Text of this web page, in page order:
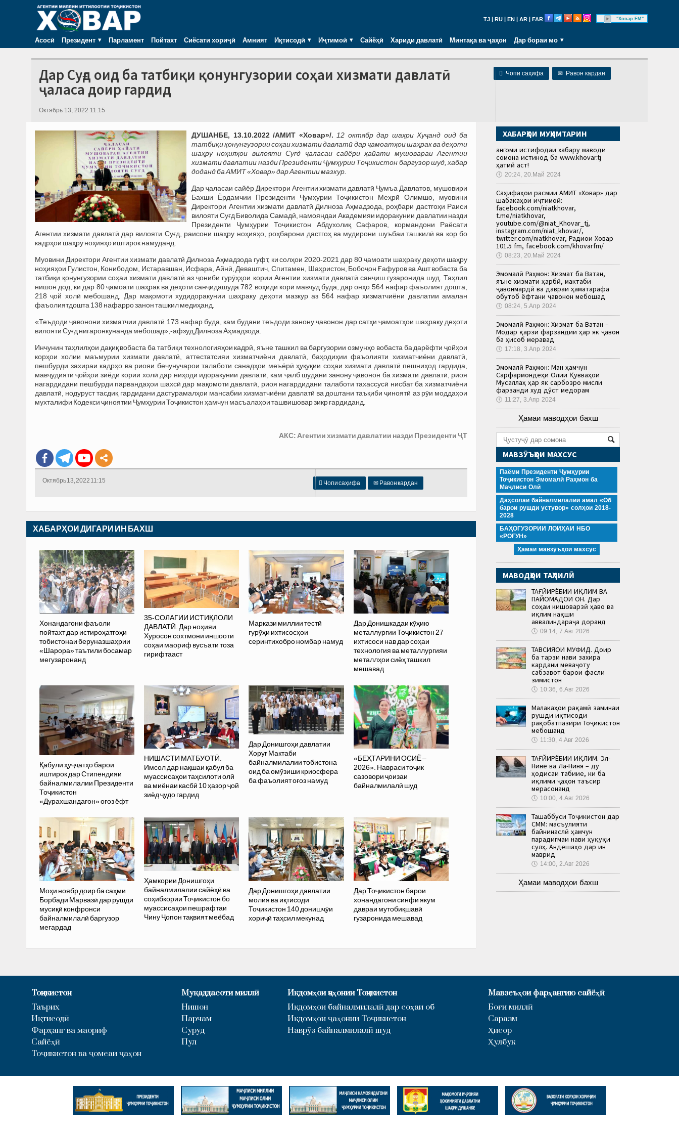
TJ RU EN AR FAR "Ховар FM"
Асосӣ Президент Парламент Пойтахт Сиёсати хориҷӣ Амният Иқтисодӣ Иҷтимоӣ Сайёҳӣ Хариди давлатӣ Минтақа ва ҷаҳон Дар бораи мо
 Чопи саҳифа ✉ Равон кардан
Дар Суғд оид ба татбиқи қонунгузории соҳаи хизмати давлатӣ
ҷаласа доир гардид
Октябрь 13, 2022 11:15
ДУШАНБЕ, 13.10.2022 /АМИТ «Ховар»/. 12 октябр дар шаҳри Хуҷанд оид ба
татбиқи қонунгузории соҳаи хизмати давлатӣ дар ҷамоатҳои шаҳрак ва деҳоти
шаҳру ноҳияҳои вилояти Суғд ҷаласаи сайёри ҳайати мушовараи Агентии
хизмати давлатии назди Президенти Ҷумҳурии Тоҷикистон баргузор шуд, хабар
доданд ба АМИТ «Ховар» дар Агентии мазкур.
Дар ҷаласаи сайёр Директори Агентии хизмати давлатӣ Ҷумъа Давлатов, мушовири
Бахши Ёрдамчии Президенти Ҷумҳурии Тоҷикистон Меҳрӣ Олимшо, муовини
Директори Агентии хизмати давлатӣ Дилноза Аҳмадзода, роҳбари дастгоҳи Раиси
вилояти Суғд Биволида Самадӣ, намояндаи Академияи идоракунии давлатии назди
Президенти Ҷумҳурии Тоҷикистон Абдухолиқ Сафаров, кормандони Раёсати
Агентии хизмати давлатӣ дар вилояти Суғд, раисони шаҳру ноҳияҳо, роҳбарони дастгоҳ ва мудирони шуъбаи ташкилӣ ва кор бо
кадрҳои шаҳру ноҳияҳо иштирок намуданд.
Муовини Директори Агентии хизмати давлатӣ Дилноза Аҳмадзода гуфт, ки солҳои 2020-2021 дар 80 ҷамоати шаҳраку деҳоти шаҳру
ноҳияҳои Гулистон, Конибодом, Истаравшан, Исфара, Айнӣ, Деваштич, Спитамен, Шаҳристон, Бобоҷон Ғафуров ва Ашт вобаста ба
татбиқи қонунгузории соҳаи хизмати давлатӣ аз ҷониби гурӯҳҳои кории Агентии хизмати давлатӣ санҷиш гузаронида шуд. Таҳлил
нишон дод, ки дар 80 ҷамоати шаҳрак ва деҳоти санҷидашуда 782 воҳиди корӣ мавҷуд буда, дар онҳо 564 нафар фаъолият дошта,
218 ҷой холӣ мебошанд. Дар мақомоти худидоракунии шаҳраку деҳоти мазкур аз 564 нафар хизматчиёни давлатии амалан
фаъолиятдошта 138 нафарро занон ташкил медиҳанд.
«Теъдоди ҷавонони хизматчии давлатӣ 173 нафар буда, кам будани теъдоди занону ҷавонон дар сатҳи ҷамоатҳои шаҳраку деҳоти
вилояти Суғд нигаронкунанда мебошад»,-афзуд Дилноза Аҳмадзода.
Инчунин таҳлилҳои дақиқ вобаста ба татбиқи технологияҳои кадрӣ, яъне ташкил ва баргузории озмунҳо вобаста ба дарёфти ҷойҳои
корҳои холии маъмурии хизмати давлатӣ, аттестатсияи хизматчиёни давлатӣ, баҳодиҳии фаъолияти хизматчиёни давлатӣ,
пешбурди захираи кадрҳо ва риояи бечунучарои талаботи санадҳои меъёрӣ ҳуқуқии соҳаи хизмати давлатӣ пешниҳод гардида,
мавҷудияти ҷойҳои зиёди кории холӣ дар ниҳоди идоракунии давлатӣ, кам ҷалб шудани занону ҷавонон ба хизмати давлатӣ, риоя
нагардидани пешбурди парвандаҳои шахсӣ дар мақомоти давлатӣ, риоя нагардидани талаботи тахассусӣ нисбат ба хизматчиёни
давлатӣ, нодуруст тасдиқ гардидани дастурамалҳои мансабии хизматчиёни давлатӣ ва доштани таъқиби ҷиноятӣ аз рӯи моддаҳои
мухталифи Кодекси ҷиноятии Ҷумҳурии Тоҷикистон ҳамчун масъалаҳои ташвишовар зикр гардиданд.
АКС: Агентии хизмати давлатии назди Президенти ҶТ
 Чопи саҳифа ✉ Равон кардан
Октябрь 13, 2022 11:15
ХАБАРҲОИ ДИГАРИ ИН БАХШ
Хонандагони фаъоли
пойтахт дар истироҳатгоҳи
тобистонаи беруназшаҳрии
«Шарора» таътили босамар
мегузаронанд
35-СОЛАГИИ ИСТИҚЛОЛИ
ДАВЛАТӢ. Дар ноҳияи
Хуросон сохтмони иншооти
соҳаи маориф вусъати тоза
гирифтааст
Маркази миллии тестӣ
гурӯҳи ихтисосҳои
серинтихобро номбар намуд
Дар Донишкадаи кӯҳию
металлургии Тоҷикистон 27
ихтисоси нав дар соҳаи
технология ва металлургияи
металлҳои сиёҳ ташкил
мешавад
Қабули ҳуҷҷатҳо барои
иштирок дар Стипендияи
байналмилалии Президенти
Тоҷикистон
«Дурахшандагон» оғоз ёфт
НИШАСТИ МАТБУОТӢ.
Имсол дар нақшаи қабул ба
муассисаҳои таҳсилоти олӣ
ва миёнаи касбӣ 10 ҳазор ҷой
зиёд ҷудо гардид
Дар Донишгоҳи давлатии
Хоруғ Мактаби
байналмилалии тобистона
оид ба омӯзиши криосфера
ба фаъолият оғоз намуд
«БЕҲТАРИНИ ОСИЁ –
2026». Навраси тоҷик
сазовори ҷоизаи
байналмилалӣ шуд
Моҳи ноябр доир ба саҳми
Борбади Марвазӣ дар рушди
мусиқӣ конфронси
байналмилалӣ баргузор
мегардад
Ҳамкории Донишгоҳи
байналмилалии сайёҳӣ ва
соҳибкории Тоҷикистон бо
муассисаҳои пешрафтаи
Чину Ҷопон тақвият меёбад
Дар Донишгоҳи давлатии
молия ва иқтисоди
Тоҷикистон 140 донишҷӯи
хориҷӣ таҳсил мекунад
Дар Тоҷикистон барои
хонандагони синфи якум
давраи мутобиқшавӣ
гузаронида мешавад
ХАБАРҲОИ МУҲИМТАРИН
Ҳангоми истифодаи хабару маводи
сомона истинод ба www.khovar.tj
ҳатмӣ аст!
🕔 20:24, 20.Май 2024
Саҳифаҳои расмии АМИТ «Ховар» дар
шабакаҳои иҷтимоӣ:
facebook.com/niatkhovar,
t.me/niatkhovar,
youtube.com/@niat_Khovar_tj,
instagram.com/niat_khovar/,
twitter.com/niatkhovar, Радиои Ховар
101.5 fm, facebook.com/khovarfm/
🕔 08:23, 20.Май 2024
Эмомалӣ Раҳмон: Хизмат ба Ватан,
яъне хизмати ҳарбӣ, мактаби
ҷавонмардӣ ва давраи ҳаматарафа
обутоб ёфтани ҷавонон мебошад
🕔 08:24, 5.Апр 2024
Эмомалӣ Раҳмон: Хизмат ба Ватан –
Модар қарзи фарзандии ҳар як ҷавон
ба ҳисоб меравад
🕔 17:18, 3.Апр 2024
Эмомалӣ Раҳмон: Ман ҳамчун
Сарфармондеҳи Олии Қувваҳои
Мусаллаҳ ҳар як сарбозро мисли
фарзанди худ дӯст медорам
🕔 11:27, 3.Апр 2024
Ҳамаи маводҳои бахш
МАВЗӮЪҲОИ МАХСУС
Паёми Президенти Ҷумҳурии
Тоҷикистон Эмомалӣ Раҳмон ба
Маҷлиси Олӣ
Даҳсолаи байналмилалии амал «Об
барои рушди устувор» солҳои 2018-
2028
БАҲОГУЗОРИИ ЛОИҲАИ НБО
«РОҒУН»
Ҳамаи мавзӯъҳои махсус
МАВОДҲОИ ТАҲЛИЛӢ
ТАҒЙИРЁБИИ ИҚЛИМ ВА
ПАЙОМАДҲОИ ОН. Дар
соҳаи кишоварзӣ ҳаво ва
иқлим нақши
аввалиндараҷа доранд
🕔 09:14, 7.Авг 2026
ТАВСИЯҲОИ МУФИД. Доир
ба тарзи нави захира
кардани меваҷоту
сабзавот барои фасли
зимистон
🕔 10:36, 6.Авг 2026
Малакаҳои рақамӣ заминаи
рушди иқтисоди
рақобатпазири Тоҷикистон
мебошанд
🕔 11:30, 4.Авг 2026
ТАҒЙИРЁБИИ ИҚЛИМ. Эл-
Нинё ва Ла-Ниня – ду
ҳодисаи табиие, ки ба
иқлими ҷаҳон таъсир
мерасонанд
🕔 10:00, 4.Авг 2026
Ташаббуси Тоҷикистон дар
СММ: масъулияти
байнинаслӣ ҳамчун
парадигмаи нави ҳуқуқи
сулҳ. Андешаҳо дар ин
маврид
🕔 14:00, 2.Авг 2026
Ҳамаи маводҳои бахш
Тоҷикистон
Таърих
Иқтисодӣ
Фарҳанг ва маориф
Сайёҳӣ
Тоҷикистон ва ҷомеаи ҷаҳон
Муқаддасоти миллӣ
Нишон
Парчам
Суруд
Пул
Иқдомҳои ҷаҳонии Тоҷикистон
Иқдомҳои байналмилалӣ дар соҳаи об
Иқдомҳои ҷаҳонии Тоҷикистон
Наврӯз байналмилалӣ шуд
Мавзеъҳои фарҳангию сайёҳӣ
Боғи миллӣ
Саразм
Ҳисор
Ҳулбук